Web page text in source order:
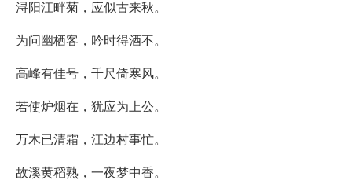
浔阳江畔菊，应似古来秋。
为问幽栖客，吟时得酒不。
高峰有佳号，千尺倚寒风。
若使炉烟在，犹应为上公。
万木已清霜，江边村事忙。
故溪黄稻熟，一夜梦中香。